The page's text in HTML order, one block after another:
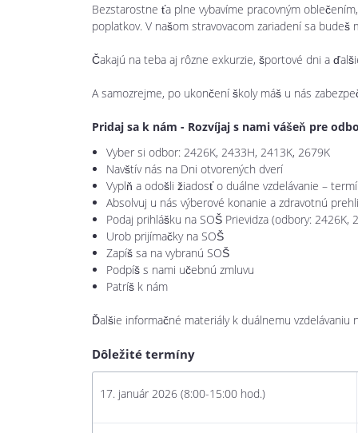
Bezstarostne ťa plne vybavíme pracovným
poplatkov. V našom stravovacom zariadení sa budeš
Čakajú na teba aj rôzne exkurzie, športové dni a
A samozrejme, po ukončení školy máš u nás
Pridaj sa k nám - Rozvíjaj s nami vášeň pre
Vyber si odbor: 2426K, 2433H, 2413K, 2679K
Navštív nás na Dni otvorených dverí
Vyplň a odošli žiadosť o duálne vzdelávanie –
Absolvuj u nás výberové konanie a zdravotnú
Podaj prihlášku na SOŠ Prievidza (odbory:
Urob prijímačky na SOŠ
Zapíš sa na vybranú SOŠ
Podpíš s nami učebnú zmluvu
Patríš k nám
Ďalšie informačné materiály k duálnemu vzdelávaniu
Dôležité termíny
17. január 2026 (8:00-15:00 hod.)